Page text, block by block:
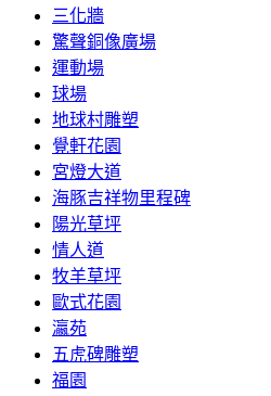
三化牆
驚聲銅像廣場
運動場
球場
地球村雕塑
覺軒花園
宮燈大道
海豚吉祥物里程碑
陽光草坪
情人道
牧羊草坪
歐式花園
瀛苑
五虎碑雕塑
福園